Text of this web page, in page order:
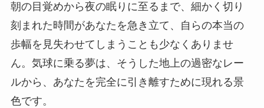
朝の目覚めから夜の眠りに至るまで、細かく切り
刻まれた時間があなたを急き立て、自らの本当の
歩幅を見失わせてしまうことも少なくありませ
ん。気球に乗る夢は、そうした地上の過密なレー
ルから、あなたを完全に引き離すために現れる景
色です。